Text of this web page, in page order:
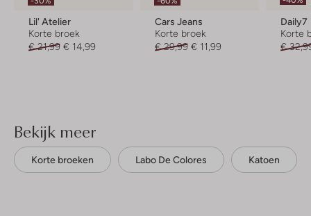
Lil' Atelier
Korte broek
€ 21,99 € 14,99
Cars Jeans
Korte broek
€ 29,99 € 11,99
Daily7
Korte
€
Bekijk meer
Korte broeken Labo De Colores Katoen